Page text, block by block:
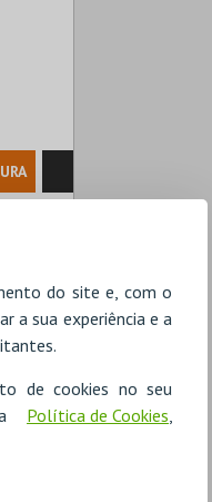
do site e, com o
a sua experiência e a
de cookies no seu
Política de Cookies,